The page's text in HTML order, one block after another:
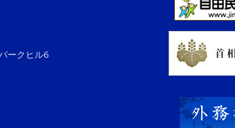
ークヒル6